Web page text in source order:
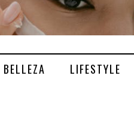
BELLEZA LIFESTYLE